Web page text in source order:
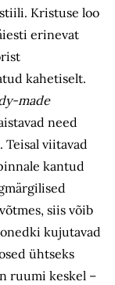
Kristuse loo
erinevat
kahetiselt.
made
need
Teisal viitavad
kantud
siis võib
kujutavad
ühtseks
ruumi keskel –